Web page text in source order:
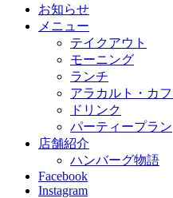
お知らせ
メニュー
テイクアウト
モーニング
ランチ
アラカルト・カフ
ドリンク
パーティープラン
店舗紹介
ハンバーグ物語
Facebook
Instagram